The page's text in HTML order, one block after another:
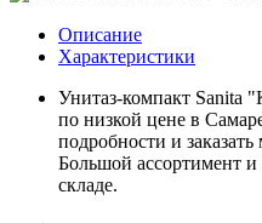
Описание
Характеристики
Унитаз-компакт Sanita
по низкой цене в
подробности и
Большой ассортимент и
складе.